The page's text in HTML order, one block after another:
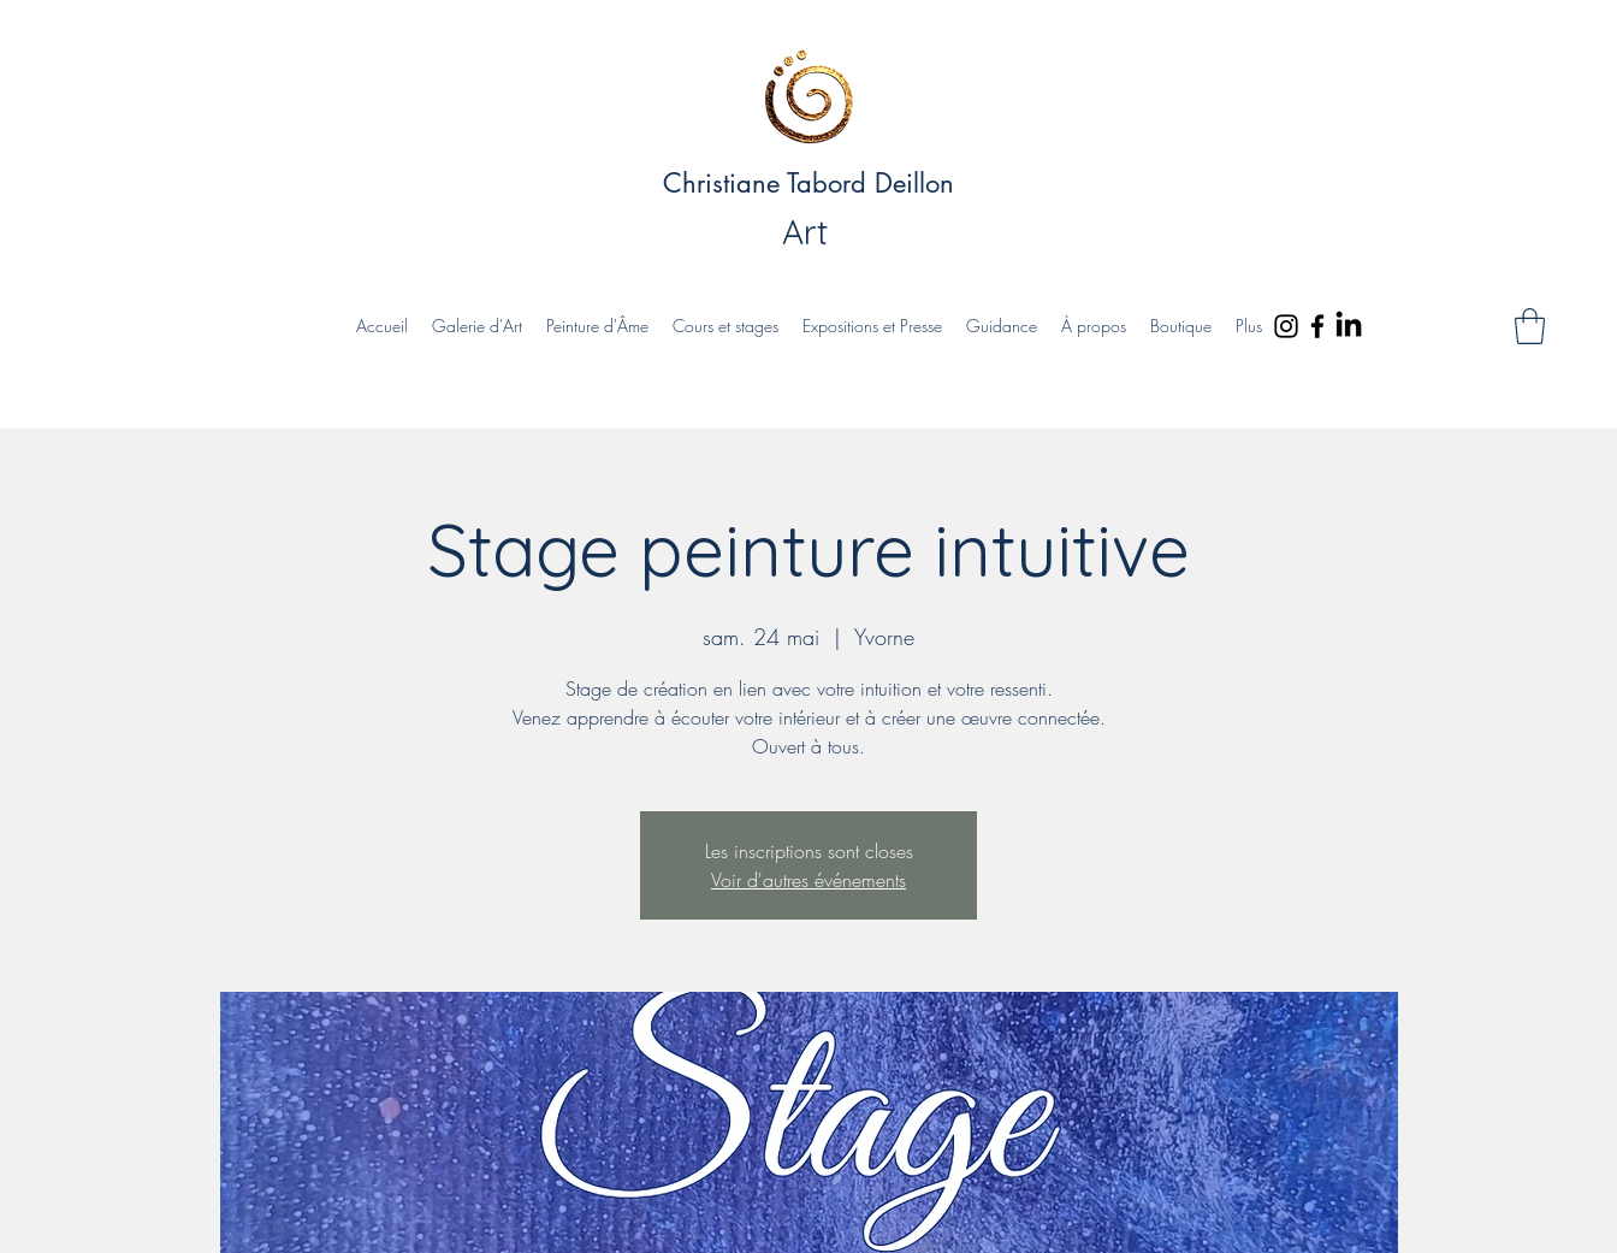
Christiane Tabord Deillon
Art
Accueil Galerie d'Art Peinture d'Âme Cours et stages Expositions et Presse Guidance À propos Boutique Plus
Stage peinture intuitive
sam. 24 mai
  |
Yvorne
Stage de création en lien avec votre intuition et votre ressenti.
Venez apprendre à écouter votre intérieur et à créer une œuvre connectée.
Ouvert à tous.
Les inscriptions sont closes
Voir d'autres événements